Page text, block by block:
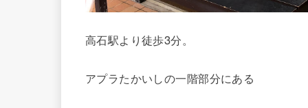
高石駅より徒歩3分。
アプラたかいしの一階部分にある